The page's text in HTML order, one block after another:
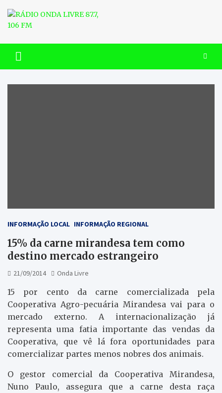
content
RÁDIO ONDA LIVRE 87.7, 106
FM
INFORMAÇÃO LOCAL INFORMAÇÃO REGIONAL
15% da carne mirandesa tem como
destino mercado estrangeiro
21/09/2014 Onda Livre
15 por cento da carne comercializada pela
Cooperativa Agro-pecuária Mirandesa vai para o
mercado externo. A internacionalização já
representa uma fatia importante das vendas da
Cooperativa, que vê lá fora oportunidades para
comercializar partes menos nobres dos animais.
O gestor comercial da Cooperativa Mirandesa,
Nuno Paulo, assegura que a carne desta raça